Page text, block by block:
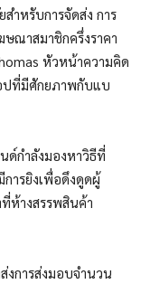
ำหรับการจัดส่ง การ
ณาสมาชิกครึ่งราคา
หัวหน้าความคิด
ปที่มีศักยภาพกับแบ
ด์กำลังมองหาวิธีที่
การยิงเพื่อดึงดูดผู้
ห้างสรรพสินค้า
การส่งมอบจำนวน